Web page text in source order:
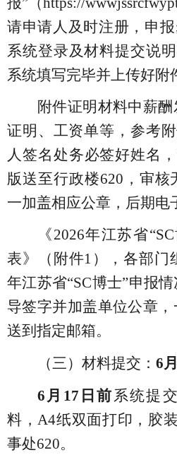
请申请人及时注册，申
系统登录及材料提交说
系统填写完毕并上传好附
附件证明材料中薪酬
证明、工资单等，参考
人签名处务必签好姓名，
版送至行政楼620， 审核
一加盖相应公章 ， 后期电
《2026年江苏省
表》（附件1 ），各部门
年江苏省“SC博士”申报
导签字并加盖单位公章，
送到指定邮箱。
（三） 材料提交： 6
6月17日前系统提
料，A4纸双面打印，胶
事处620。